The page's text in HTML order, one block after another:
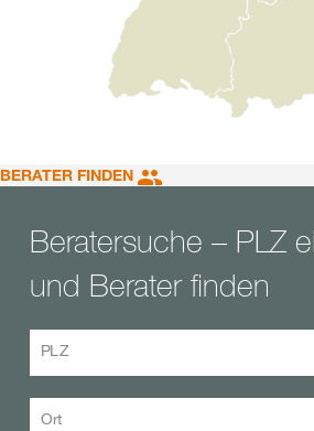
BERATER FINDEN
Beratersuche – PLZ
und Berater finden
PLZ
Ort